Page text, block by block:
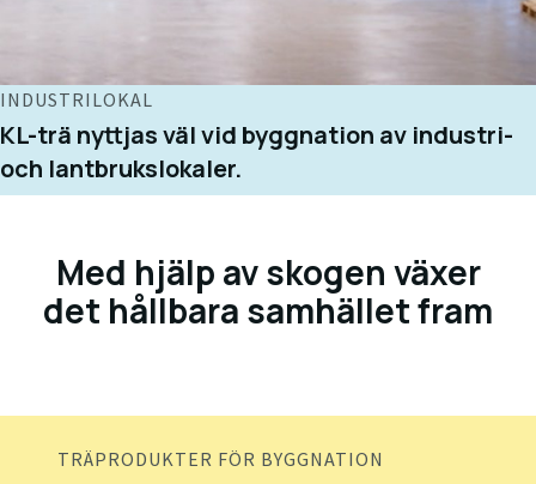
INDUSTRILOKAL
KL-trä nyttjas väl vid byggnation av industri-
och lantbrukslokaler.
Med hjälp av skogen växer
det hållbara samhället fram
TRÄPRODUKTER FÖR BYGGNATION